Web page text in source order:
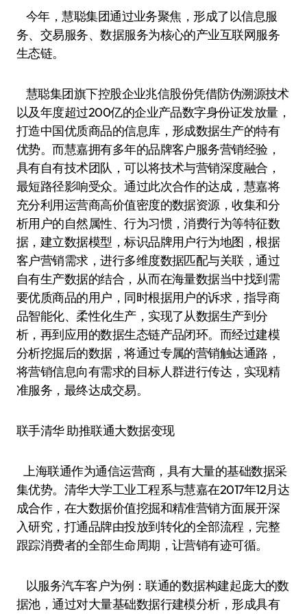
今年，慧聪集团通过业务聚焦，形成了以信息服
务、交易服务、数据服务为核心的产业互联网服务
生态链。
慧聪集团旗下控股企业兆信股份凭借防伪溯源技术
以及年度超过200亿的企业产品数字身份证发放量，
打造中国优质商品的信息库，形成数据生产的特有
优势。而慧嘉拥有多年的品牌客户服务营销经验，
具有自有技术团队，可以将技术与营销深度融合，
最短路径影响受众。通过此次合作的达成，慧嘉将
充分利用运营商高价值密度的数据资源，收集和分
析用户的自然属性、行为习惯，消费行为等特征数
据，建立数据模型，标识品牌用户行为地图，根据
客户营销需求，进行多维度数据匹配与关联，通过
自有生产数据的结合，从而在海量数据当中找到需
要优质商品的用户，同时根据用户的诉求，指导商
品智能化、柔性化生产，实现了从数据生产到分
析，再到应用的数据生态链产品闭环。而经过建模
分析挖掘后的数据，将通过专属的营销触达通路，
将营销信息向有需求的目标人群进行传达，实现精
准服务，最终达成交易。
联手清华 助推联通大数据变现
上海联通作为通信运营商，具有大量的基础数据采
集优势。清华大学工业工程系与慧嘉在2017年12月达
成合作，在大数据价值挖掘和精准营销方面展开深
入研究，打通品牌由投放到转化的全部流程，完整
跟踪消费者的全部生命周期，让营销有迹可循。
以服务汽车客户为例：联通的数据构建起庞大的数
据池，通过对大量基础数据行建模分析，形成具有